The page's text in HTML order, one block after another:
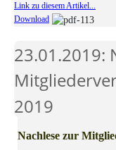
Link zu diesem Artikel...
Download
23.01.2019:
2019
Nachlese zur